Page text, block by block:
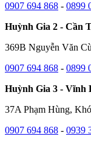
0907 694 868 - 0899
Huỳnh Gia 2 - Cần
369B Nguyễn Văn
0907 694 868 - 0899
Huỳnh Gia 3 - Vĩnh
37A Phạm Hùng,
0907 694 868 - 0939